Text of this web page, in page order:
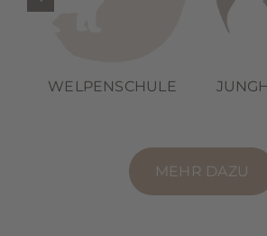
WELPENSCHULE
MEHR DAZU